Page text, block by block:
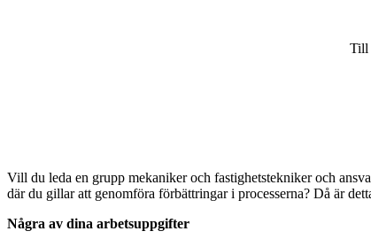
Till
Vill du leda en grupp mekaniker och fastighetstekniker och
där du gillar att genomföra förbättringar i processerna? Då är
Några av dina arbetsuppgifter